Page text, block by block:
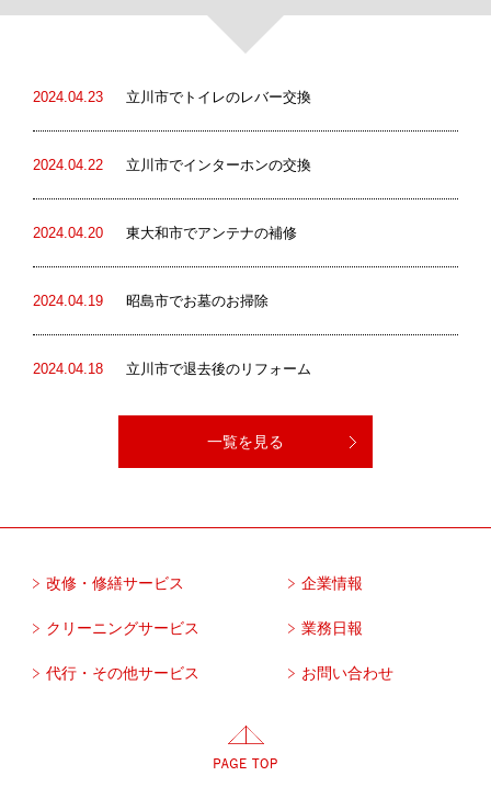
2024.04.23 立川市でトイレのレバー交換
2024.04.22 立川市でインターホンの交換
2024.04.20 東大和市でアンテナの補修
2024.04.19 昭島市でお墓のお掃除
2024.04.18 立川市で退去後のリフォーム
一覧を見る
改修・修繕サービス
クリーニングサービス
代行・その他サービス
企業情報
業務日報
お問い合わせ